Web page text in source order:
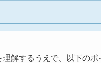
解するうえで、以下の